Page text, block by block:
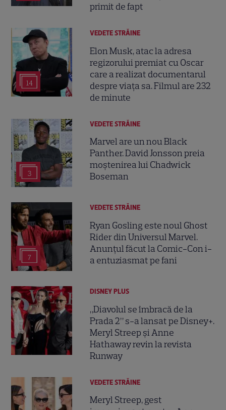
primit de fapt
14
VEDETE STRĂINE
Elon Musk, atac la adresa
regizorului premiat cu Oscar
care a realizat documentarul
despre viața sa. Filmul are 232
de minute
3
VEDETE STRĂINE
Marvel are un nou Black
Panther. David Jonsson preia
moștenirea lui Chadwick
Boseman
7
VEDETE STRĂINE
Ryan Gosling este noul Ghost
Rider din Universul Marvel.
Anunțul făcut la Comic-Con i-
a entuziasmat pe fani
DISNEY PLUS
„Diavolul se îmbracă de la
Prada 2” s-a lansat pe Disney+.
Meryl Streep și Anne
Hathaway revin la revista
Runway
VEDETE STRĂINE
Meryl Streep, gest